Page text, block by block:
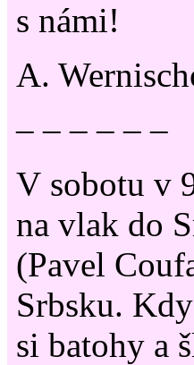
s námi!
A.
– – – – – –
V sobotu v
na vlak do
(Pavel
Srbsku.
si batohy a